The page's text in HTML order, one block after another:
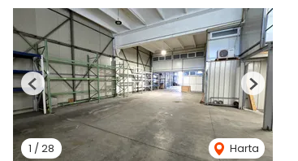
1 / 28 Harta
Previous Next